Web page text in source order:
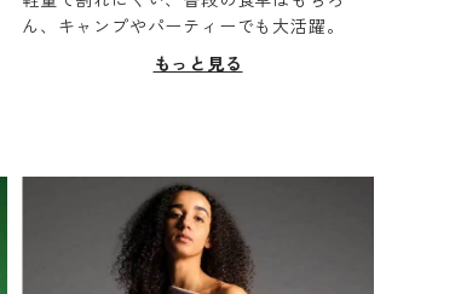
ん、キャンプやパーティーでも大活躍。
もっと見る